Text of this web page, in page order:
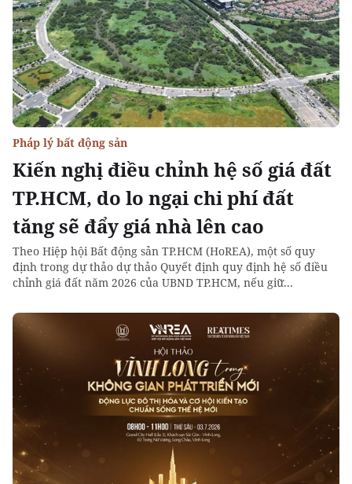
Kiến nghị điều chỉnh hệ số giá đất
TP.HCM, do lo ngại chi phí đất
tăng sẽ đẩy giá nhà lên cao
Pháp lý bất động sản
Theo Hiệp hội Bất động sản TP.HCM (HoREA), một số quy
định trong dự thảo dự thảo Quyết định quy định hệ số điều
chỉnh giá đất năm 2026 của UBND TP.HCM, nếu giữ...